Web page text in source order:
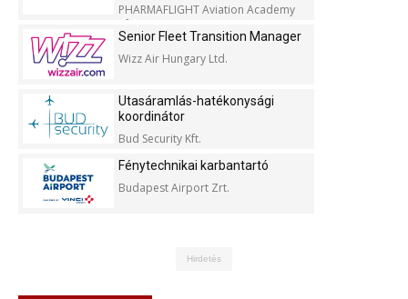
PHARMAFLIGHT Aviation Academy
Kft.
Senior Fleet Transition Manager
Wizz Air Hungary Ltd.
Utasáramlás-hatékonysági
koordinátor
Bud Security Kft.
Fénytechnikai karbantartó
Budapest Airport Zrt.
Hirdetés